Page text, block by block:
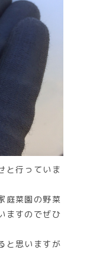
と行っていま
庭菜園の野菜
ますのでぜひ
と思いますが